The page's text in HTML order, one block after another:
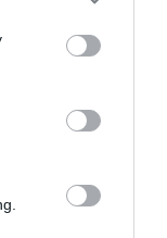
El actual
corregir
de
el
y